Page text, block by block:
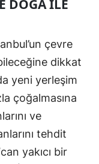
DOĞA ILE
çevre
dikkat
yeni yerleşim
çoğalmasına
ve
tehdit
yakıcı bir